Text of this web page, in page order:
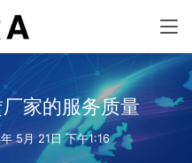
家的服务质量
5月 21日 下午1:16